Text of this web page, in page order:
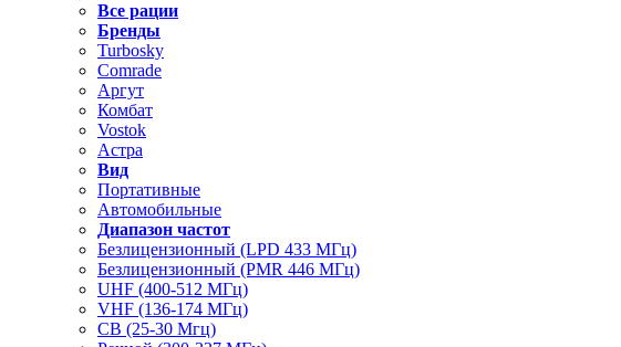
Все рации
Бренды
Turbosky
Comrade
Аргут
Комбат
Vostok
Астра
Вид
Портативные
Автомобильные
Диапазон частот
Безлицензионный (LPD 433 МГц)
Безлицензионный (PMR 446 МГц)
UHF (400-512 МГц)
VHF (136-174 МГц)
CB (25-30 Мгц)